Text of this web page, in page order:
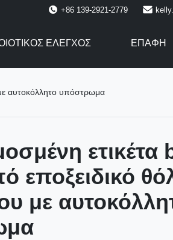
+86 139-2921-2779
ΈΛΕΓΧΟΣ ΕΠΑΦΉ
αυτοκόλλητο υπόστρωμα
ετικέτα
εποξειδικό
με